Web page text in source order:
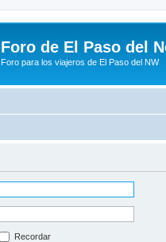
Foro de El Paso del
Foro para los viajeros de El Paso del NW
Recordar